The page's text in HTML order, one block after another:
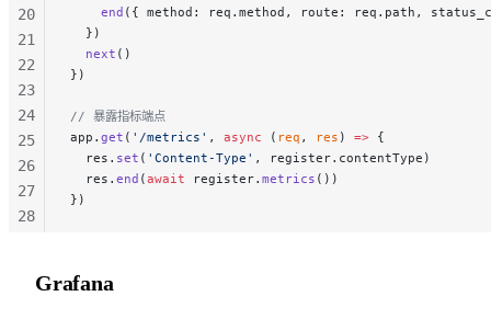
    end
({ method: req.method, route: req.path,
  })
  next
()
})
// 暴露指标端点
app. get ( '/metrics' , async ( req , res ) => {
  res.
set ( 'Content-Type' , register.contentType)
  res.
end (await register. metrics ())
})
20
21
22
23
24
25
26
27
28
Grafana